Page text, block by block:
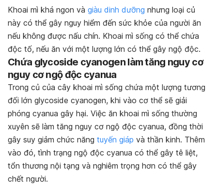
Khoai mì khá ngon và giàu dinh dưỡng nhưng loại củ
này có thể gây nguy hiểm đến sức khỏe của người ăn
nếu không được nấu chín. Khoai mì sống có thể chứa
độc tố, nếu ăn với một lượng lớn có thể gây ngộ độc.
Chứa glycoside cyanogen làm tăng nguy cơ
nguy cơ ngộ độc cyanua
Trong củ của cây khoai mì sống chứa một lượng tương
đối lớn glycoside cyanogen, khi vào cơ thể sẽ giải
phóng cyanua gây hại. Việc ăn khoai mì sống thường
xuyên sẽ làm tăng nguy cơ ngộ độc cyanua, đồng thời
gây suy giảm chức năng tuyến giáp và thần kinh. Thêm
vào đó, tình trạng ngộ độc cyanua có thể gây tê liệt,
tổn thương nội tạng và nghiêm trọng hơn có thể gây
chết người.